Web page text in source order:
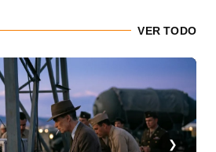
VER TODO
❯